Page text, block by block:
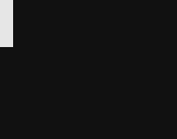
du Cirque